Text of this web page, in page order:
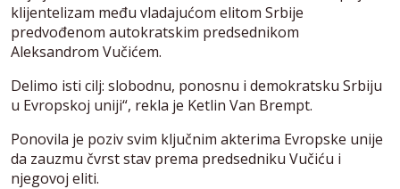
klijentelizam među vladajućom elitom Srbije
predvođenom autokratskim predsednikom
Aleksandrom Vučićem.
Delimo isti cilj: slobodnu, ponosnu i demokratsku Srbiju
u Evropskoj uniji“, rekla je Ketlin Van Brempt.
Ponovila je poziv svim ključnim akterima Evropske unije
da zauzmu čvrst stav prema predsedniku Vučiću i
njegovoj eliti.